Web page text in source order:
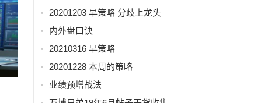
20201203 早策略 分歧上龙头
内外盘口诀
20210316 早策略
20201228 本周的策略
业绩预增战法